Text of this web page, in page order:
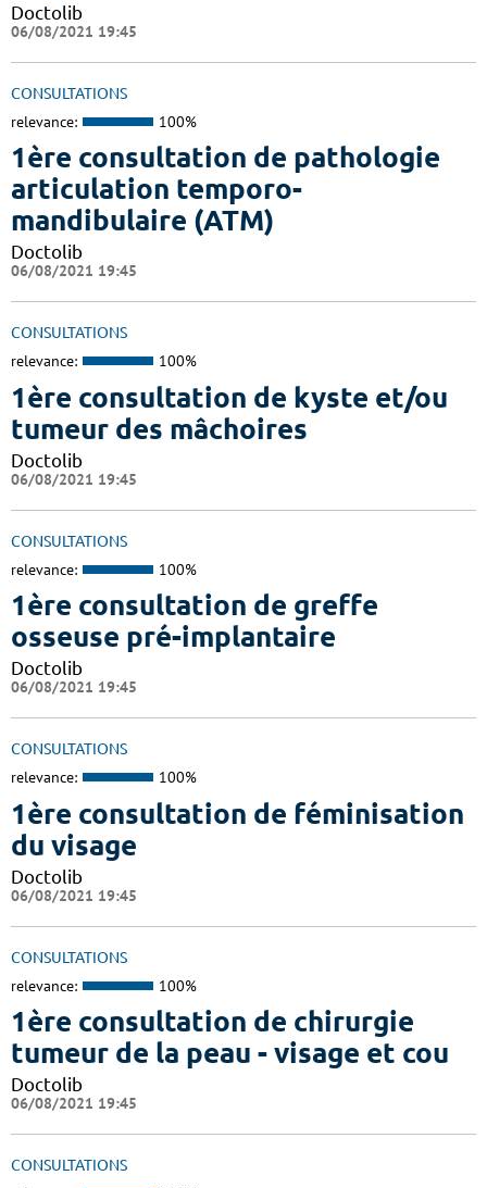
Doctolib
06/08/2021 19:45
CONSULTATIONS
relevance: 100%
1ère consultation de pathologie
articulation temporo-
mandibulaire (ATM)
Doctolib
06/08/2021 19:45
CONSULTATIONS
relevance: 100%
1ère consultation de kyste et/ou
tumeur des mâchoires
Doctolib
06/08/2021 19:45
CONSULTATIONS
relevance: 100%
1ère consultation de greffe
osseuse pré-implantaire
Doctolib
06/08/2021 19:45
CONSULTATIONS
relevance: 100%
1ère consultation de féminisation
du visage
Doctolib
06/08/2021 19:45
CONSULTATIONS
relevance: 100%
1ère consultation de chirurgie
tumeur de la peau - visage et cou
Doctolib
06/08/2021 19:45
CONSULTATIONS